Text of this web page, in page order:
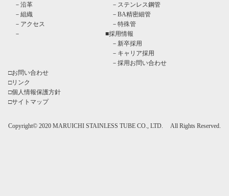
－ 沿革
－ 組織
－ アクセス
－
－ ステンレス鋼管
－ BA精密細管
－ 特殊管
■採用情報
－ 新卒採用
－ キャリア採用
－ 採用お問い合わせ
□お問い合わせ
□リンク
□個人情報保護方針
□サイトマップ
Copyright© 2020 MARUICHI STAINLESS TUBE CO., LTD. All Rights Reserved.